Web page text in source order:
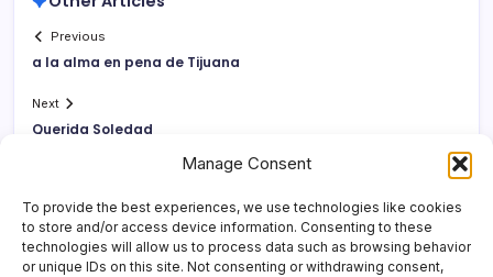
Manage Consent
To provide the best experiences, we use technologies like cookies
to store and/or access device information. Consenting to these
technologies will allow us to process data such as browsing behavior
or unique IDs on this site. Not consenting or withdrawing consent,
Previous
a la alma en pena de Tijuana
Next
Querida Soledad